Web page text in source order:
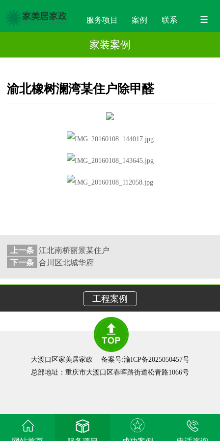
服务项目 案例 联系
家装案例
渝北橡树澜湾某住户除甲醛
上一条 江北南桥丽景某住户
下一条 合川区北城华府
工程案例
大渡口区家美居家政 备案号:渝ICP备2025050457号
总部地址：重庆市大渡口区春晖路街道松青路1066号